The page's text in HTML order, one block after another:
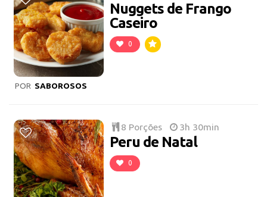
Nuggets de Frango
Caseiro
0
POR SABOROSOS
8 Porções 3h 30min
Peru de Natal
0